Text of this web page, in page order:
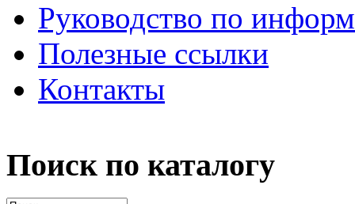
Руководство по
Полезные ссылки
Контакты
Поиск по каталогу